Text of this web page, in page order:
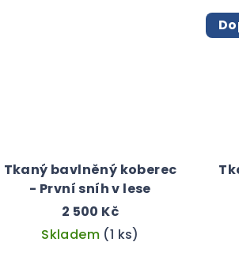
Tkaný bavlněný koberec
- První sníh v lese
2 500 Kč
Skladem (1 ks)